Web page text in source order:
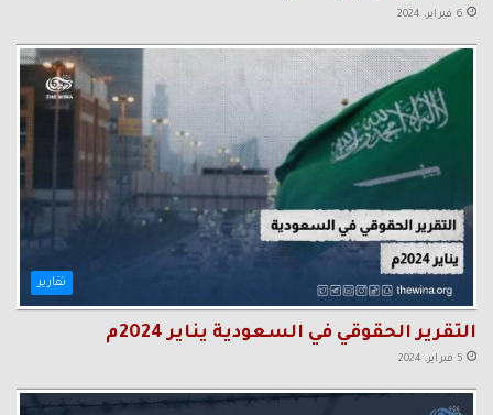
6 فبراير، 2024
تقارير
التقرير الحقوقي في السعودية يناير 2024م
5 فبراير، 2024